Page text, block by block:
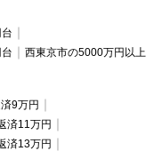
西東京市の5000万円以上
9万円
済11万円
済13万円